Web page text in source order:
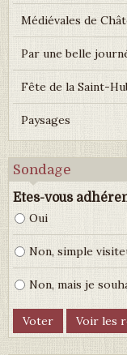
Médiévales de
Par une belle
Fête de la Saint-
Paysages
Sondage
Etes-vous
Oui
Non, simple
Non, mais je